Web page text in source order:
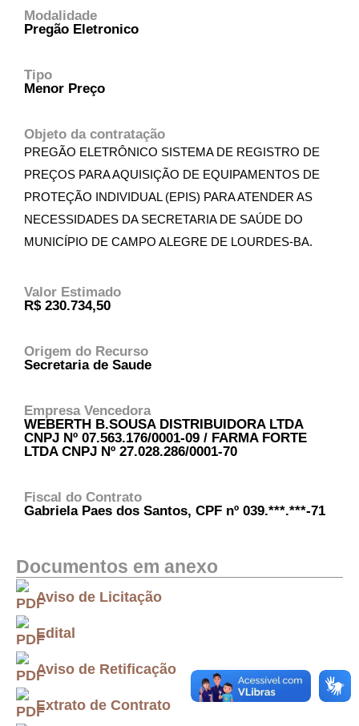
Modalidade
Pregão Eletronico
Tipo
Menor Preço
Objeto da contratação
PREGÃO ELETRÔNICO SISTEMA DE REGISTRO DE
PREÇOS PARA AQUISIÇÃO DE EQUIPAMENTOS DE
PROTEÇÃO INDIVIDUAL (EPIS) PARA ATENDER AS
NECESSIDADES DA SECRETARIA DE SAÚDE DO
MUNICÍPIO DE CAMPO ALEGRE DE LOURDES-BA.
Valor Estimado
R$ 230.734,50
Origem do Recurso
Secretaria de Saude
Empresa Vencedora
WEBERTH B.SOUSA DISTRIBUIDORA LTDA
CNPJ Nº 07.563.176/0001-09 / FARMA FORTE
LTDA CNPJ Nº 27.028.286/0001-70
Fiscal do Contrato
Gabriela Paes dos Santos, CPF nº 039.***.***-71
Documentos em anexo
Aviso de Licitação
Edital
Aviso de Retificação
Extrato de Contrato